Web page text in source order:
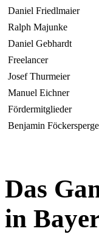
Daniel Friedlmaier
Ralph Majunke
Daniel Gebhardt
Freelancer
Josef Thurmeier
Manuel Eichner
Fördermitglieder
Benjamin
Das
in